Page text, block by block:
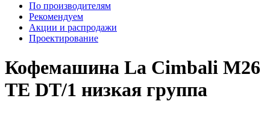
По производителям
Рекомендуем
Акции и распродажи
Проектирование
Кофемашина La Cimbali M26
TE DT/1 низкая группа